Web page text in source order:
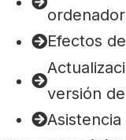
ordenador
Efectos
versión